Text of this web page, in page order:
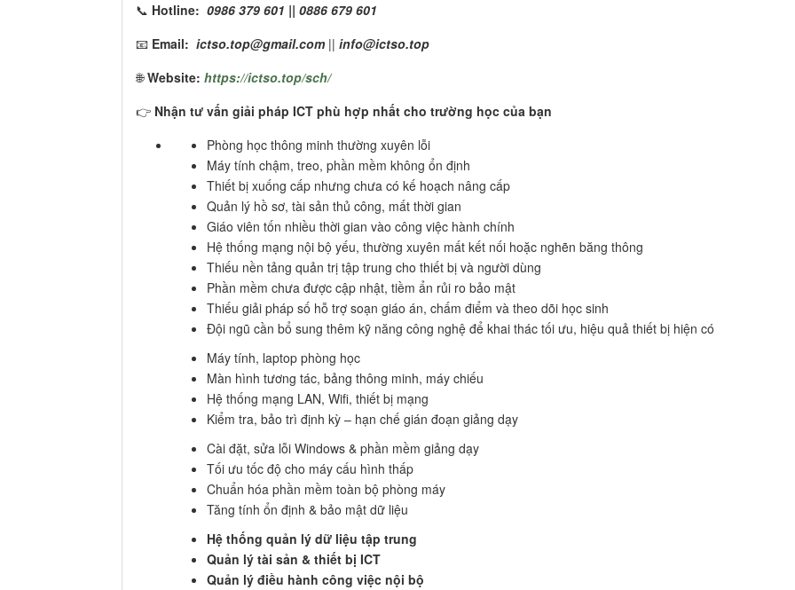
📞 Hotline: 0986 379 601 || 0886 679 601
📧 Email: ictso.top@gmail.com|| info@ictso.top
🌐Website: https://ictso.top/sch/
👉 Nhận tư vấn giải pháp ICT phù hợp nhất cho trường học của bạn
Phòng học thông minh thường xuyên lỗi
Máy tính chậm, treo, phần mềm không ổn định
Thiết bị xuống cấp nhưng chưa có kế hoạch nâng cấp
Quản lý hồ sơ, tài sản thủ công, mất thời gian
Giáo viên tốn nhiều thời gian vào công việc hành chính
Hệ thống mạng nội bộ yếu, thường xuyên mất kết nối hoặc nghẽn băng thông
Thiếu nền tảng quản trị tập trung cho thiết bị và người dùng
Phần mềm chưa được cập nhật, tiềm ẩn rủi ro bảo mật
Thiếu giải pháp số hỗ trợ soạn giáo án, chấm điểm và theo dõi học sinh
Đội ngũ cần bổ sung thêm kỹ năng công nghệ để khai thác tối ưu, hiệu quả thiết bị hiện có
Máy tính, laptop phòng học
Màn hình tương tác, bảng thông minh, máy chiếu
Hệ thống mạng LAN, Wifi, thiết bị mạng
Kiểm tra, bảo trì định kỳ – hạn chế gián đoạn giảng dạy
Cài đặt, sửa lỗi Windows & phần mềm giảng dạy
Tối ưu tốc độ cho máy cấu hình thấp
Chuẩn hóa phần mềm toàn bộ phòng máy
Tăng tính ổn định & bảo mật dữ liệu
Hệ thống quản lý dữ liệu tập trung
Quản lý tài sản & thiết bị ICT
Quản lý điều hành công việc nội bộ